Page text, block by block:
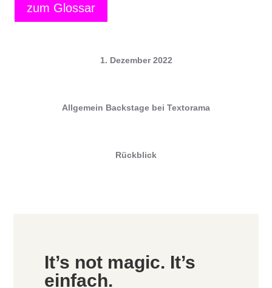
zum Glossar
1. Dezember 2022
Allgemein Backstage bei Textorama
Rückblick
It’s not magic. It’s
einfach.